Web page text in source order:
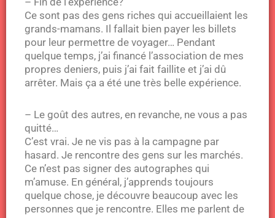
Ce sont pas des gens riches qui accueillaient les
grands-mamans. Il fallait bien payer les billets
pour leur permettre de voyager… Pendant
quelque temps, j’ai financé l’association de mes
propres deniers, puis j’ai fait faillite et j’ai dû
arrêter. Mais ça a été une très belle expérience.
– Le goût des autres, en revanche, ne vous a pas
quitté…
C’est vrai. Je ne vis pas à la campagne par
hasard. Je rencontre des gens sur les marchés.
Ce n’est pas signer des autographes qui
m’amuse. En général, j’apprends toujours
quelque chose, je découvre beaucoup avec les
personnes que je rencontre. Elles me parlent de